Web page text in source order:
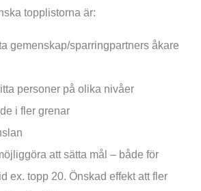
topplistorna är:
gemenskap/sparringpartners åkare
personer på olika nivåer
i fler grenar
att sätta mål – både för
ex. topp 20. Önskad effekt att fler